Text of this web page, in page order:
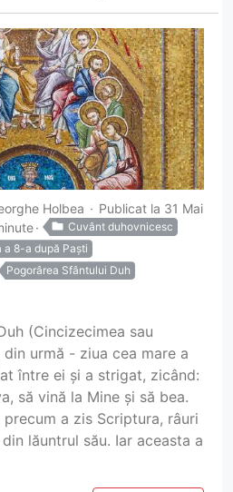
Holbea
Publicat la 31 Mai
Cuvânt duhovnicesc
a 8-a după Paști
Pogorârea Sfântului Duh
(Cincizecimea sau
din urmă - ziua cea mare a
între ei și a strigat, zicând:
să vină la Mine și să bea.
a zis Scriptura, râuri
lăuntrul său. Iar aceasta a